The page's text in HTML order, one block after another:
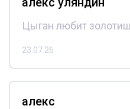
Цыган любит
23.07.26
алекс